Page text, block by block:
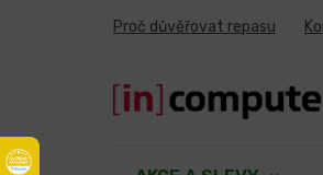
Proč důvěřovat repasu